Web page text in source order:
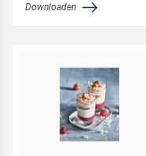
Downloaden